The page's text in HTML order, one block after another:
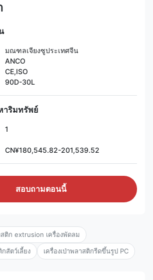
มณฑลเจียงซูประเทศจีน
ANCO
CE,ISO
90D-30L
าริมทรัพย์
1
CN¥180,545.82-201,539.52
สอบถามตอนนี้
ติก extrusion เครื่องพัดลม
สัตว์เลี้ยง เครื่องเป่าพลาสติกรีดขึ้นรูป PC